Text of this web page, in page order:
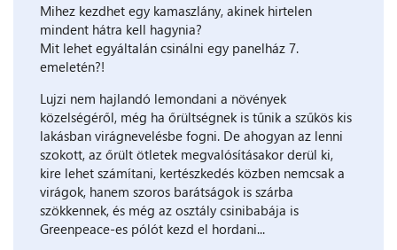
Mihez kezdhet egy kamaszlány, akinek hirtelen
mindent hátra kell hagynia?
Mit lehet egyáltalán csinálni egy panelház 7.
emeletén?!
Lujzi nem hajlandó lemondani a növények
közelségéről, még ha őrültségnek is tűnik a szűkös kis
lakásban virágnevelésbe fogni. De ahogyan az lenni
szokott, az őrült ötletek megvalósításakor derül ki,
kire lehet számítani, kertészkedés közben nemcsak a
virágok, hanem szoros barátságok is szárba
szökkennek, és még az osztály csinibabája is
Greenpeace-es pólót kezd el hordani...